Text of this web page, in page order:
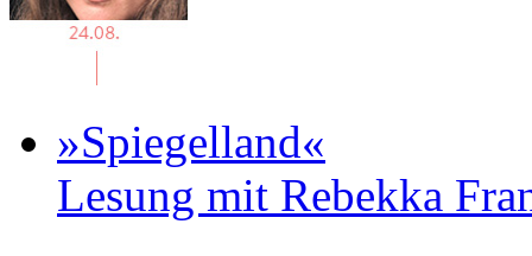
»Spiegelland«
Lesung mit Rebekka